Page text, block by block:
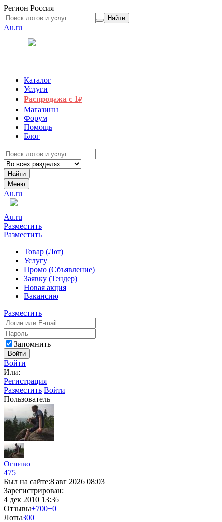
Регион Россия
Найти
Au.ru
Каталог
Услуги
Распродажа с 1₽
Магазины
Форум
Помощь
Блог
Найти
Меню
Au.ru
Au.ru
Разместить
Разместить
Товар (Лот)
Услугу
Промо (Объявление)
Заявку (Тендер)
Новая акция
Вакансию
Разместить
Запомнить
Войти
Войти
Или:
Регистрация
Разместить Войти
Пользователь
Огниво
475
Был на сайте:8 авг 2026 08:03
Зарегистрирован:
4 дек 2010 13:36
Отзывы+700−0
Лоты300